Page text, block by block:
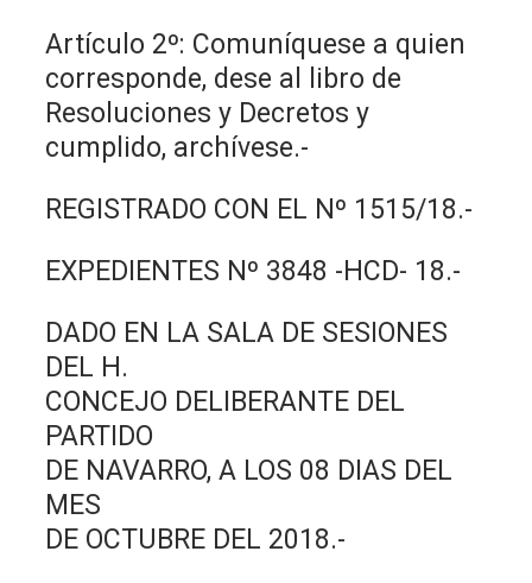
Artículo 2º: Comuníquese a quien
corresponde, dese al libro de
Resoluciones y Decretos y
cumplido, archívese.-
REGISTRADO CON EL Nº 1515/18.-
EXPEDIENTES Nº 3848 -HCD- 18.-
DADO EN LA SALA DE SESIONES
DEL H.
CONCEJO DELIBERANTE DEL
PARTIDO
DE NAVARRO, A LOS 08 DIAS DEL
MES
DE OCTUBRE DEL 2018.-